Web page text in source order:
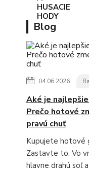
Blog
04.06.2026
Aké je
Prečo hotové
pravú chuť
Kupujete hotové
Zastavte to. Vo
hlavne drahú soľ